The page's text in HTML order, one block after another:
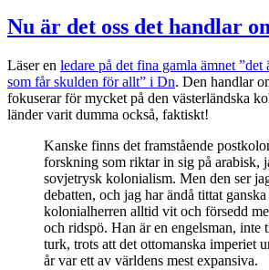
väljer
att
nazisternas
egna
propagandatermer.
Nu är det oss det handlar
Läser en ledare på det fina gamla ämnet ”det
som får skulden för allt” i Dn. Den handlar
fokuserar för mycket på den västerländska
länder varit dumma också, faktiskt!
Kanske finns det framstående
forskning som riktar in sig på arabisk,
sovjetrysk kolonialism. Men den ser
debatten, och jag har ändå tittat
kolonialherren alltid vit och försedd
och ridspö. Han är en engelsman, inte
turk, trots att det ottomans­ka imperiet
år var ett av världens mest expansiva.